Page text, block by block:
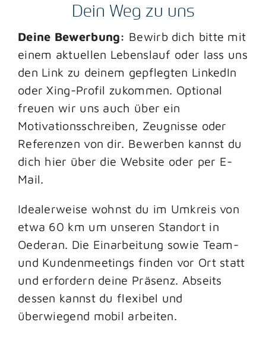
Dein Weg zu uns
Deine Bewerbung: Bewirb dich bitte mit
einem aktuellen Lebenslauf oder lass uns
den Link zu deinem gepflegten LinkedIn
oder Xing-Profil zukommen. Optional
freuen wir uns auch über ein
Motivationsschreiben, Zeugnisse oder
Referenzen von dir. Bewerben kannst du
dich hier über die Website oder per E-
Mail.
Idealerweise wohnst du im Umkreis von
etwa 60 km um unseren Standort in
Oederan. Die Einarbeitung sowie Team-
und Kundenmeetings finden vor Ort statt
und erfordern deine Präsenz. Abseits
dessen kannst du flexibel und
überwiegend mobil arbeiten.